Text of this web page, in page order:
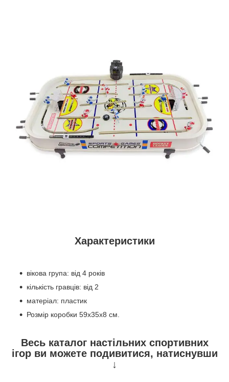
Характеристики
вікова група: від 4 років
кількість гравців: від 2
матеріал: пластик
Розмір коробки 59х35х8 см.
Весь каталог настільних спортивних
ігор ви можете подивитися, натиснувши
↓